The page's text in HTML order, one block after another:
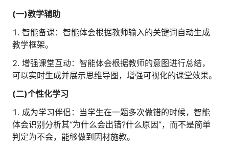
(一)教学辅助
1. 智能备课：智能体会根据教师输入的关键词自动生成
教学框架。
2. 增强课堂互动：智能体会根据教师的意图进行总结，
可以实时生成并展示思维导图，增强可视化的课堂效果。
(二)个性化学习
1. 成为学习伴侣：当学生在一题多次做错的时候，智能
体会识别分析其“为什么会出错?什么原因”，而不是简单
判定为不会，能够做到因材施教。